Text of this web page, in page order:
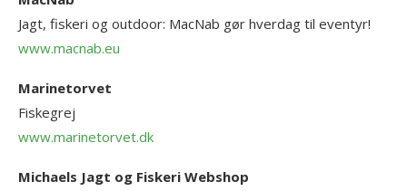
Jagt, fiskeri og outdoor: MacNab gør hverdag til eventyr!
www.macnab.eu
Marinetorvet
Fiskegrej
www.marinetorvet.dk
Michaels Jagt og Fiskeri Webshop